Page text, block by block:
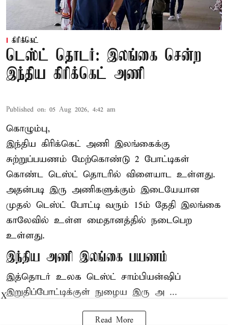
கிரிக்கெட்
டெஸ்ட் தொடர்: இலங்கை சென்ற
இந்திய கிரிக்கெட் அணி
Published on: 05 Aug 2026, 4:42 am
கொழும்பு,
இந்திய கிரிக்கெட் அணி இலங்கைக்கு
சுற்றுப்பயணம் மேற்கொண்டு 2 போட்டிகள்
கொண்ட டெஸ்ட் தொடரில் விளையாட உள்ளது.
அதன்படி இரு அணிகளுக்கும் இடையேயான
முதல் டெஸ்ட் போட்டி வரும் 15ம் தேதி இலங்கை
காலேவில் உள்ள மைதானத்தில் நடைபெற
உள்ளது.
இந்திய அணி இலங்கை பயணம்
இத்தொடர் உலக டெஸ்ட் சாம்பியன்ஷிப்
இறுதிப்போட்டிக்குள் நுழைய இரு அ ...
Read More
X